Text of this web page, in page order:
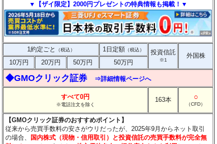
▼【ザイ限定】2000円プレゼントの特典情報も掲載！▼
1約定ごと （税込） 1日定額 （税込） 投資信託
※1
外国株
10万円
20万円 50万円 50万円
◆GMOクリック証券 ⇒詳細情報ページへ
すべて0円
※電話注文を除く
163本 ○
（CFD）
【GMOクリック証券のおすすめポイント】
従来から売買手数料の安さがウリだったが、2025年9月からネット取引
の場合、
国内株式（現物・信用取引）と投資信託の売買手数料が完全無